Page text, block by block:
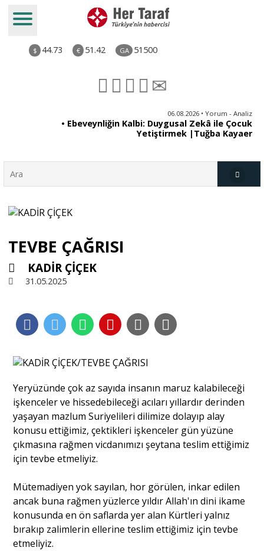
$ 44.73 € 51.42 GA 51500
06.08.2026 • Yorum - Analiz
• Ebeveynliğin Kalbi: Duygusal Zekâ ile Çocuk
Yetiştirmek |Tuğba Kayaer
Derkenar
Kültür - Sanat
Ekonomi
Dünya
Yorum - Analiz
Söyleşi
Yazı Dizisi
TEVBE ÇAĞRISI
KADİR ÇİÇEK
31.05.2025
Yeryüzünde çok az sayıda insanın maruz kalabileceği
işkenceler ve hissedebileceği acıları yıllardır derinden
yaşayan mazlum Suriyelileri dilimize dolayıp alay
konusu ettiğimiz, çektikleri işkenceler gün yüzüne
çıkmasına rağmen vicdanımızı şeytana teslim ettiğimiz
için tevbe etmeliyiz.
Mütemadiyen yok sayılan, hor görülen, inkar edilen
ancak buna rağmen yüzlerce yıldır Allah'ın dini ikame
konusunda en ön saflarda yer alan Kürtleri yalnız
bırakıp zalimlerin ellerine teslim ettiğimiz için tevbe
etmeliyiz.